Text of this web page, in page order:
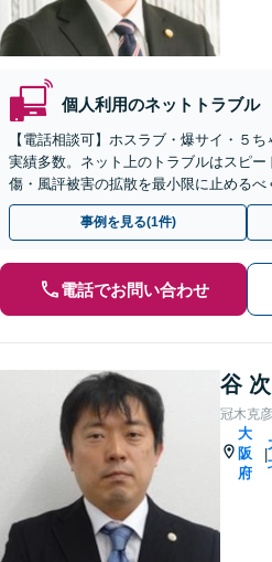
個人利用のネットトラブル
【電話相談可】ホスラブ・爆サイ・５
実績多数。ネット上のトラブルはスピ
傷・風評被害の拡散を最小限に止める
情報削除に向けて全力を尽くします。
事例を見る(1件)
電話でお問い合わせ
谷
冠木克
大
阪
府
|